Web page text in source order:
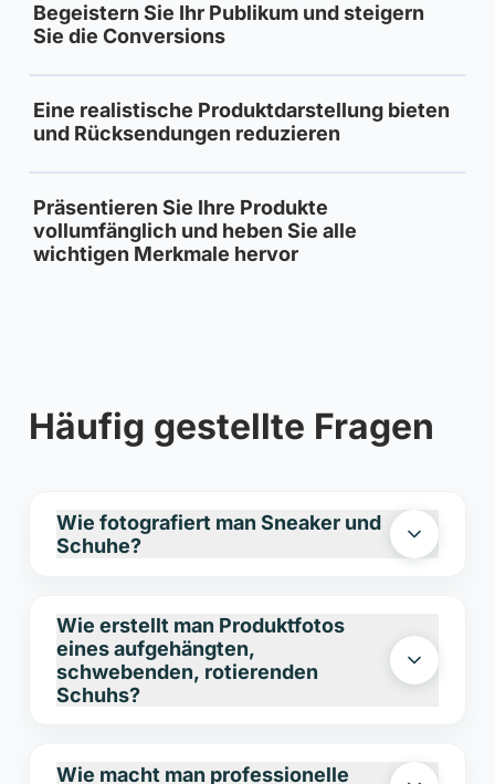
Begeistern Sie Ihr Publikum und steigern
Sie die Conversions
Eine realistische Produktdarstellung bieten
und Rücksendungen reduzieren
Präsentieren Sie Ihre Produkte
vollumfänglich und heben Sie alle
wichtigen Merkmale hervor
Häufig gestellte Fragen
Wie fotografiert man Sneaker und
Schuhe?
Schuhfotografie ist, die Beleuchtung auf
das Material abzustimmen. Glänzende
Schuhe lassen sich mit fokussiertem Licht
profitieren. Bei Sneakern hat sich der
Wie erstellt man Produktfotos
eines aufgehängten,
schwebenden, rotierenden
Schuhs?
Wie macht man professionelle